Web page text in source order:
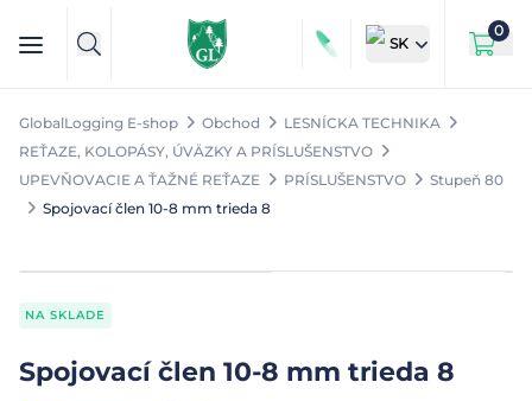
SK
0
GlobalLogging E-shop Obchod
LESNÍCKA TECHNIKA
REŤAZE, KOLOPÁSY, ÚVÄZKY A PRÍSLUŠENSTVO
UPEVŇOVACIE A ŤAŽNÉ REŤAZE
PRÍSLUŠENSTVO
Stupeň 80
Spojovací člen 10-8 mm trieda 8
NA SKLADE
Spojovací člen 10-8 mm trieda 8